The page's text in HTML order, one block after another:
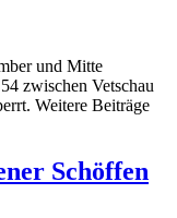
und Mitte
zwischen Vetschau
Weitere Beiträge
Schöffen